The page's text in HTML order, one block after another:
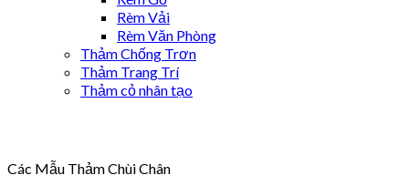
Rèm Vải
Rèm Văn Phòng
Thảm Chống Trơn
Thảm Trang Trí
Thảm cỏ nhân tạo
Các Mẫu Thảm Chùi Chân